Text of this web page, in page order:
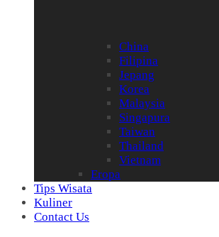
China
Filipina
Jepang
Korea
Malaysia
Singapura
Taiwan
Thailand
Vietnam
Eropa
Tips Wisata
Kuliner
Contact Us